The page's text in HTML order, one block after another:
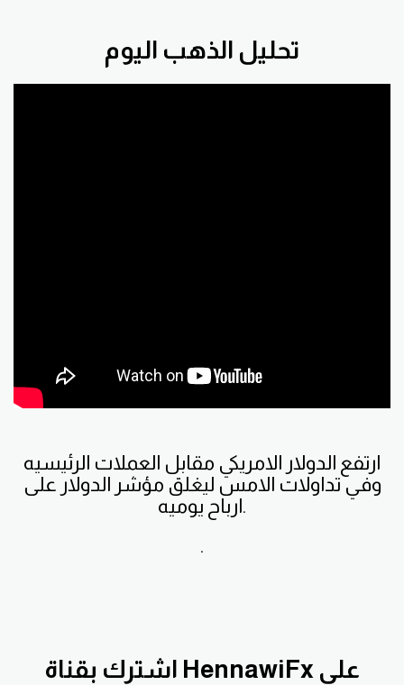
ارتفع الدولار الامريكي مقابل العملات الرئيسيه
وفي تداولات الامس ليغلق مؤشر الدولار على
ارباح يوميه.
.
اشترك بقناة HennawiFx على